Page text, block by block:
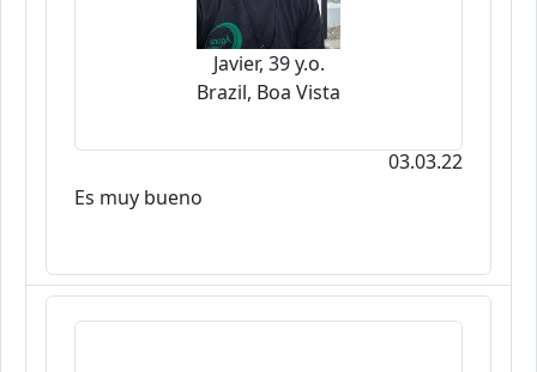
Javier, 39 y.o.
Brazil, Boa Vista
03.03.22
Es muy bueno